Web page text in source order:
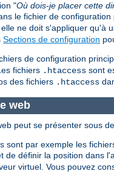
"Où dois-je placer cette
le fichier de
ne doit s'appliquer qu'à
Sections de configuration
de configuration
fichiers .htaccess sont
des fichiers .htaccess
web
peut se présenter sous
sont par exemple les
de définir la position dans
virtuel. Vous pouvez